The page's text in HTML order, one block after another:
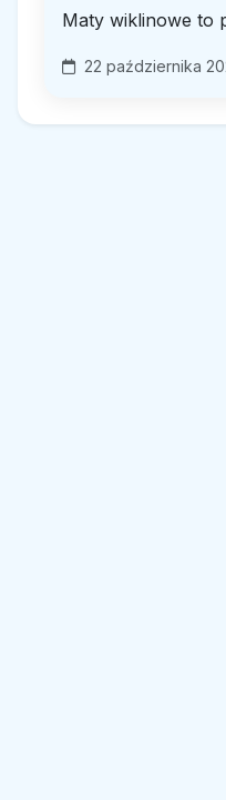
Maty wiklinowe to
22 października